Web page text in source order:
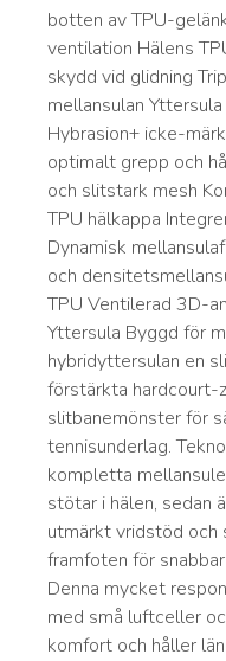
botten av TPU-
ventilation Hälens
skydd vid glidning
mellansulan
Hybrasion+ icke-
optimalt grepp och
och slitstark mesh
TPU hälkappa
Dynamisk
och
TPU Ventilerad 3D-
Yttersula Byggd för
hybridyttersulan en
förstärkta hardcourt-
slitbanemönster för
tennisunderlag.
kompletta
stötar i hälen, sedan
utmärkt vridstöd och
framfoten för
Denna mycket
med små luftceller
komfort och håller